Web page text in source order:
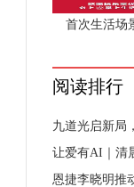
首次生活场
阅读排行
九道光启新局
让爱有AI｜清
恩捷李晓明推